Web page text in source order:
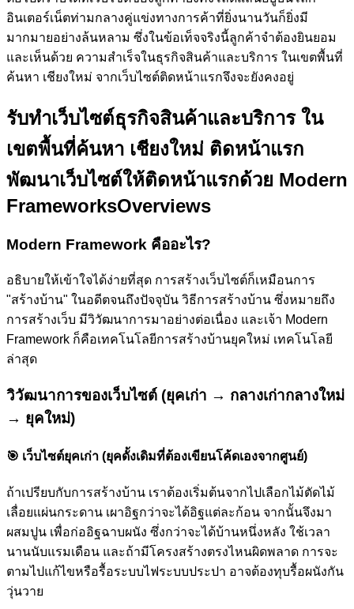
อินเตอร์เน็ตท่ามกลางคู่แข่งทางการค้าที่ยิ่งนานวันก็ยิ่งมี
มากมายอย่างล้นหลาม ซึ่งในข้อเท็จจริงนี้ลูกค้าจำต้องยินยอม
และเห็นด้วย ความสำเร็จในธุรกิจสินค้าและบริการ ในเขตพื้นที่
ค้นหา เชียงใหม่ จากเว็บไซต์ติดหน้าแรกจึงจะยังคงอยู่
รับทำเว็บไซต์ธุรกิจสินค้าและบริการ ใน
เขตพื้นที่ค้นหา เชียงใหม่ ติดหน้าแรก
พัฒนาเว็บไซต์ให้ติดหน้าแรกด้วย Modern
FrameworksOverviews
Modern Framework คืออะไร?
อธิบายให้เข้าใจได้ง่ายที่สุด การสร้างเว็บไซต์ก็เหมือนการ
"สร้างบ้าน" ในอดีตจนถึงปัจจุบัน วิธีการสร้างบ้าน ซึ่งหมายถึง
การสร้างเว็บ มีวิวัฒนาการมาอย่างต่อเนื่อง และเจ้า Modern
Framework ก็คือเทคโนโลยีการสร้างบ้านยุคใหม่ เทคโนโลยี
ล่าสุด
วิวัฒนาการของเว็บไซต์ (ยุคเก่า → กลางเก่ากลางใหม่
→ ยุคใหม่)
🎯 เว็บไซต์ยุคเก่า (ยุคดั้งเดิมที่ต้องเขียนโค้ดเองจากศูนย์)
ถ้าเปรียบกับการสร้างบ้าน เราต้องเริ่มต้นจากไปเลือกไม้ตัดไม้
เลื่อยแผ่นกระดาน เผาอิฐกว่าจะได้อิฐแต่ละก้อน จากนั้นจึงมา
ผสมปูน เพื่อก่ออิฐฉาบผนัง ซึ่งกว่าจะได้บ้านหนึ่งหลัง ใช้เวลา
นานนับแรมเดือน และถ้ามีโครงสร้างตรงไหนผิดพลาด การจะ
ตามไปแก้ไขหรือรื้อระบบไฟระบบประปา อาจต้องทุบรื้อผนังกัน
วุ่นวาย